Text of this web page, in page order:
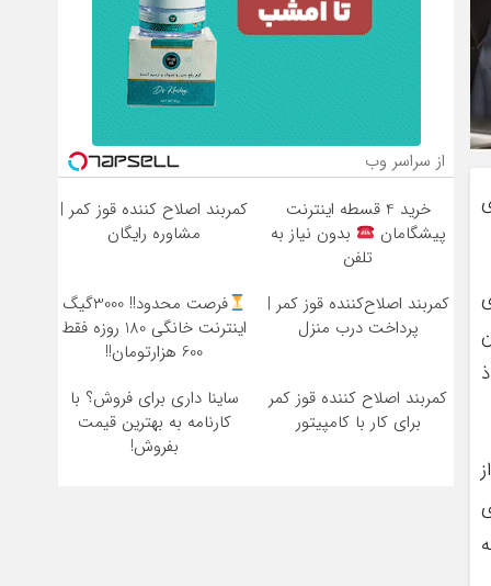
از سراسر وب
خرید 4 قسطه اینترنت
پیشگامان
بدون نیاز به
تلفن
کمربند اصلاح کننده قوز کمر |
مشاوره رایگان
کمربند اصلاح‌کننده قوز کمر |
پرداخت درب منزل
فرصت محدود!! 3000گیگ
اینترنت خانگی 180 روزه فقط
600 هزارتومان!!
کمربند اصلاح کننده قوز کمر
برای کار با کامپیتور
ساینا داری برای فروش؟ با
کارنامه به بهترین قیمت
بفروش!